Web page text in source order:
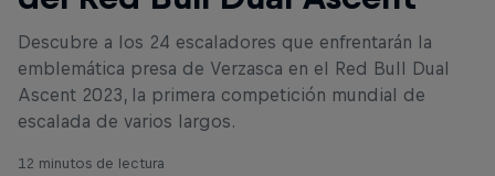
Descubre a los 24 escaladores que enfrentarán la
emblemática presa de Verzasca en el Red Bull Dual
Ascent 2023, la primera competición mundial de
escalada de varios largos.
12 minutos de lectura